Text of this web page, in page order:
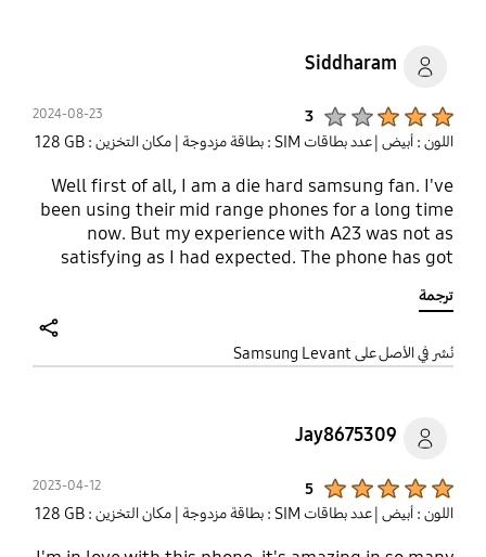
Siddharam
3
2024-08-23
اللون : أبيض | عدد بطاقات SIM : بطاقة مزدوجة | مكان التخزين : ‎‎128 GB‎‎
Well first of all, I am a die hard samsung fan. I've
been using their mid range phones for a long time
now. But my experience with A23 was not as
satisfying as I had expected. The phone has got
Camera is ok. OS works just fine. I actually liked
upon its mid range phones.
ترجمة
نُشر في الأصل على Samsung Levant
Jay8675309
5
2023-04-12
اللون : أبيض | عدد بطاقات SIM : بطاقة مزدوجة | مكان التخزين : ‎‎128 GB‎‎